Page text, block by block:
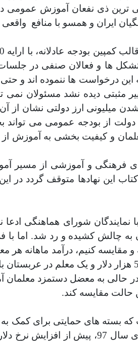
ترین ذی نفعان آموزش
ایران و همسو با منافع واقعی
ها و فعالان صنفی در
این درخواست ها ننموده اند و
مثبتی دیده نشد مسئولان
میلیونی ارز دولتی نشان
از بودجه عمومی می تواند
و کیفیت بخشی به آموزش
فرهنگی و آموزشی از مسیر
این نهادها متوقف گردد
شورای هماهنگی
چالش کشیده و رد شد. اما با
به معضل دستمزد معلمان
حالت مقایسه کند.
بسته های حمایتی برای کمک به